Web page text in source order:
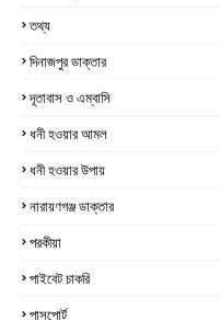
তথ্য
দিনাজপুর ডাক্তার
দূতাবাস ও এম্বাসি
ধনী হওয়ার আমল
ধনী হওয়ার উপায়
নারায়ণগঞ্জ ডাক্তার
পরকীয়া
পাইবেট চাকরি
পাসপোর্ট